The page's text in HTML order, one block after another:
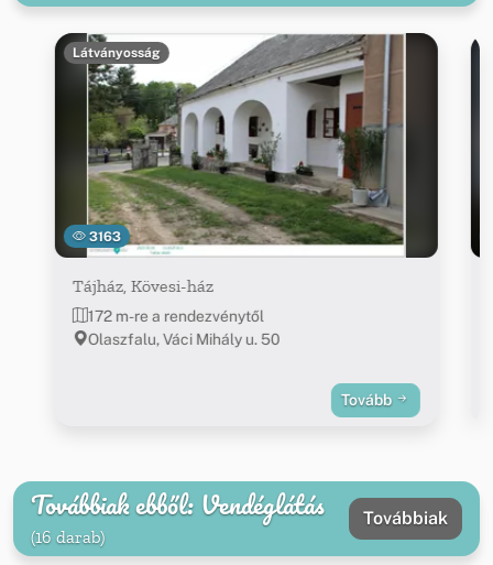
3163
Látványosság
Tájház, Kövesi-ház
172 m-re a rendezvénytől
Olaszfalu, Váci Mihály u. 50
Tovább
Továbbiak ebből: Vendéglátás
(16 darab)
Továbbiak